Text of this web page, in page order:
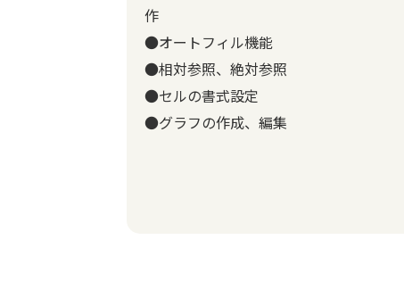
作
●オートフィル機能
●相対参照、絶対参照
●セルの書式設定
●グラフの作成、編集